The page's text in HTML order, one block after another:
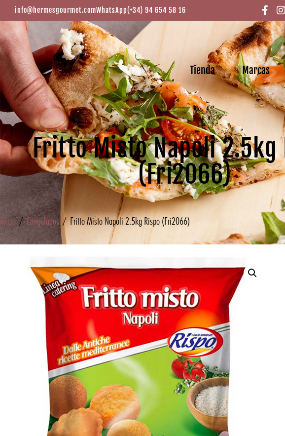
info@hermesgourmet.comWhatsApp(+34) 94 654 58 16
Tienda Marcas
Fritto Misto Napoli 2.5kg
(Fri2066)
Inicio/Congelados/ Fritto Misto Napoli 2.5kg Rispo (Fri2066)